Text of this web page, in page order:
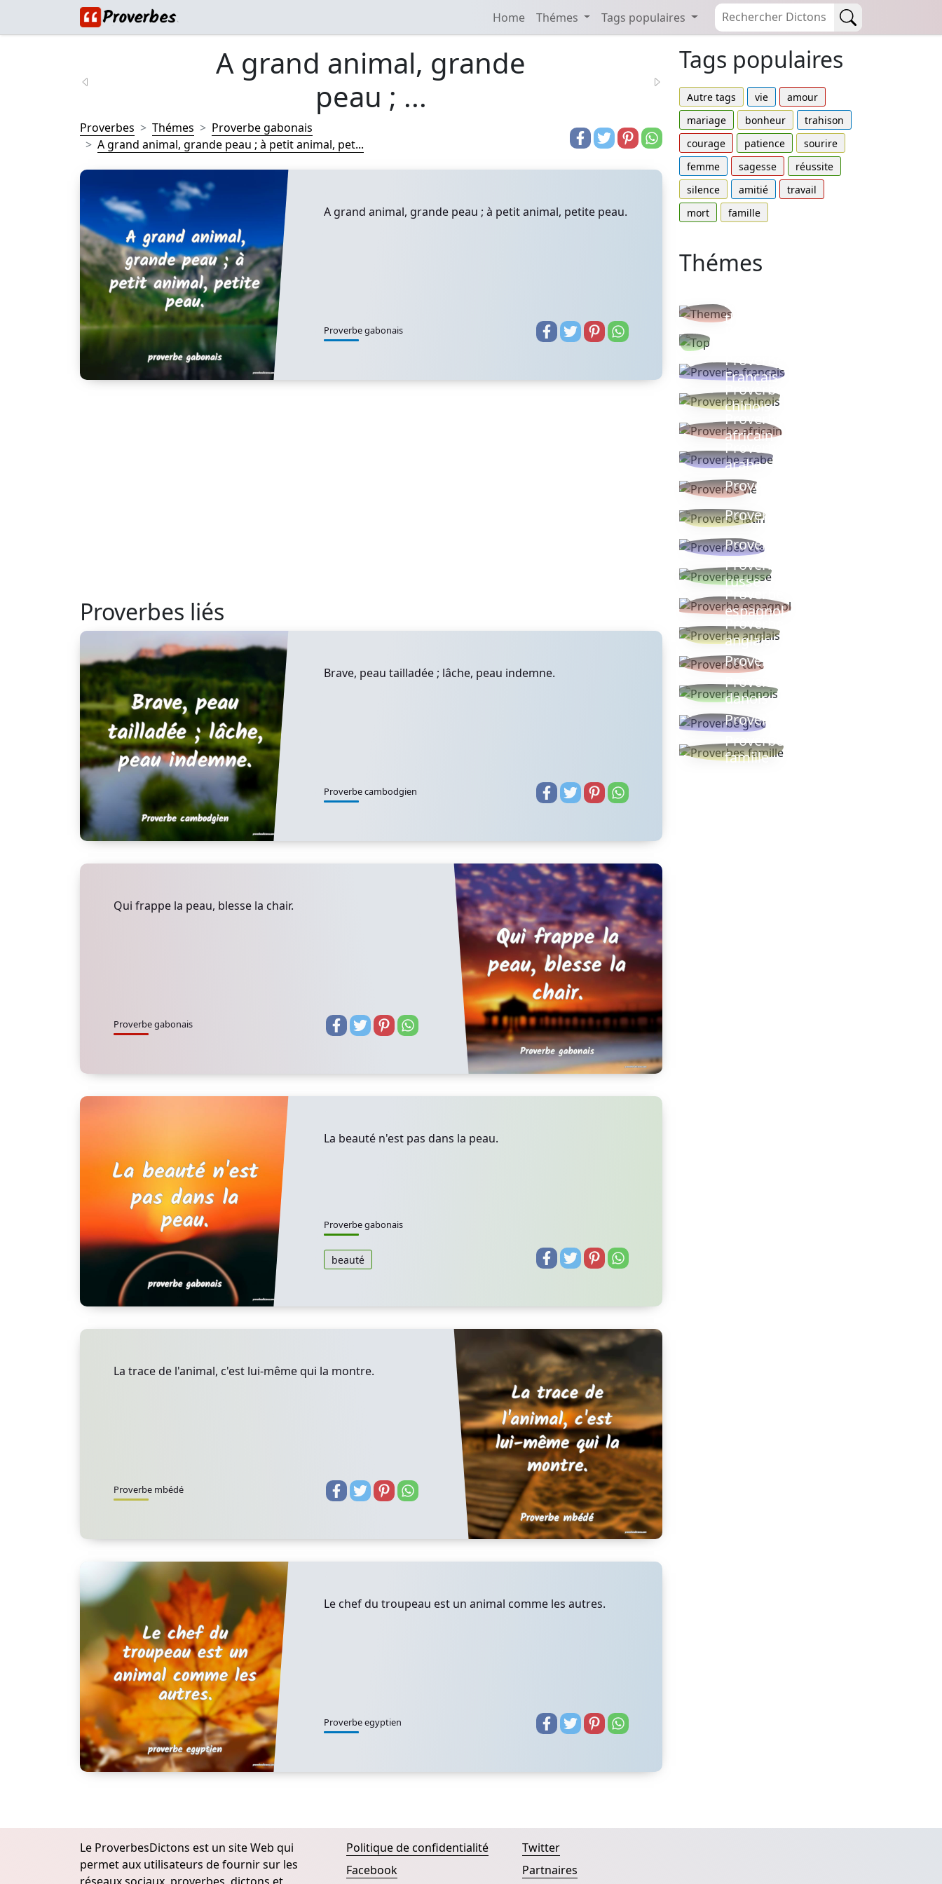
Home Thémes Tags populaires
A grand animal, grande
peau ; ...
Proverbes Thémes
Proverbe gabonais
A grand animal, grande peau ; à petit animal, pet...
A grand animal, grande peau ; à petit animal, petite peau.
Proverbe gabonais
Proverbes liés
Brave, peau tailladée ; lâche, peau indemne.
Proverbe cambodgien
Qui frappe la peau, blesse la chair.
Proverbe gabonais
La beauté n'est pas dans la peau.
Proverbe gabonais
beauté
La trace de l'animal, c'est lui-même qui la montre.
Proverbe mbédé
Le chef du troupeau est un animal comme les autres.
Proverbe egyptien
Tags populaires
Autre tags vie
amour
mariage
bonheur
trahison
courage
patience
sourire
femme
sagesse
réussite
silence
amitié
travail
mort
famille
Thémes
thèmes
Proverbe
Français
Proverbe
chinois
Proverbe
africain
Proverbe
arabe
Proverbe vie
Proverbe latin
Proverbes ete
Proverbe
russe
Proverbe
espagnol
Proverbe
anglais
Proverbe turc
Proverbe
danois
Proverbe grec
Proverbes
famille
Le ProverbesDictons est un site Web qui
permet aux utilisateurs de fournir sur les
Politique de confidentialité
Facebook
Twitter
Partnaires